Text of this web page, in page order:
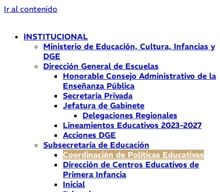
Ir al contenido
INSTITUCIONAL
Ministerio de Educación, Cultura, Infancias y
DGE
Dirección General de Escuelas
Honorable Consejo Administrativo de la
Enseñanza Pública
Secretaría Privada
Jefatura de Gabinete
Delegaciones Regionales
Lineamientos Educativos 2023-2027
Acciones DGE
Subsecretaría de Educación
Coordinación de Políticas Educativas
Dirección de Centros Educativos de
Primera Infancia
Inicial